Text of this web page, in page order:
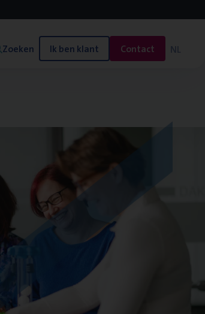
Zoeken Ik ben klant Contact NL